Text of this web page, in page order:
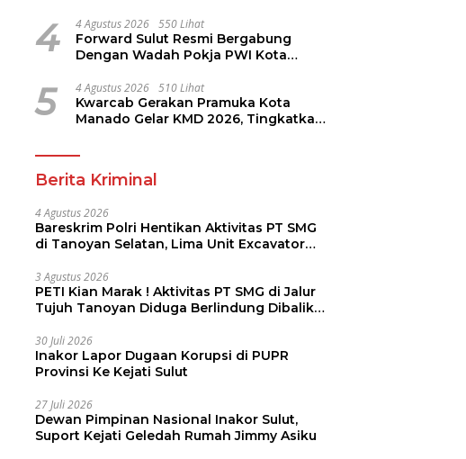
Dikmen Nasional 2026
4 4 Agustus 2026 550 Lihat
Forward Sulut Resmi Bergabung
Dengan Wadah Pokja PWI Kota
5 4 Agustus 2026 510 Lihat
Kwarcab Gerakan Pramuka Kota
Manado Gelar KMD 2026, Tingkatkan
Pramuka
Berita Kriminal
4 Agustus 2026
Bareskrim Polri Hentikan Aktivitas PT SMG
di Tanoyan Selatan, Lima Unit Excavator
3 Agustus 2026
PETI Kian Marak ! Aktivitas PT SMG di Jalur
Tujuh Tanoyan Diduga Berlindung Dibalik
30 Juli 2026
Inakor Lapor Dugaan Korupsi di PUPR
Provinsi Ke Kejati Sulut
27 Juli 2026
Dewan Pimpinan Nasional Inakor Sulut,
Suport Kejati Geledah Rumah Jimmy Asiku